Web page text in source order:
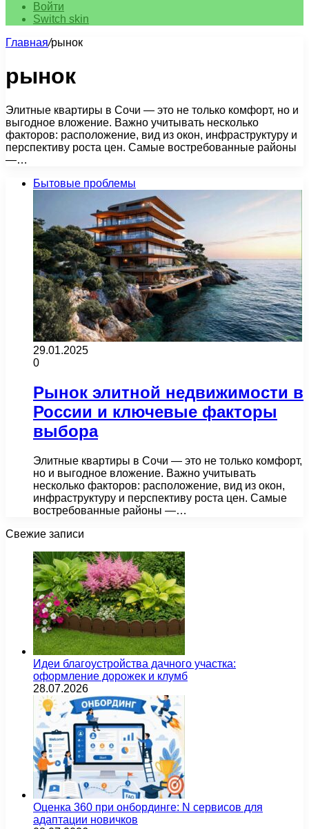
Войти
Switch skin
Главная/рынок
рынок
Элитные квартиры в Сочи — это не только комфорт, но и
выгодное вложение. Важно учитывать несколько
факторов: расположение, вид из окон, инфраструктуру и
перспективу роста цен. Самые востребованные районы
—…
Бытовые проблемы
29.01.2025
0
Рынок элитной недвижимости в
России и ключевые факторы
выбора
Элитные квартиры в Сочи — это не только комфорт,
но и выгодное вложение. Важно учитывать
несколько факторов: расположение, вид из окон,
инфраструктуру и перспективу роста цен. Самые
востребованные районы —…
Свежие записи
Идеи благоустройства дачного участка:
оформление дорожек и клумб
28.07.2026
Оценка 360 при онбординге: N сервисов для
адаптации новичков